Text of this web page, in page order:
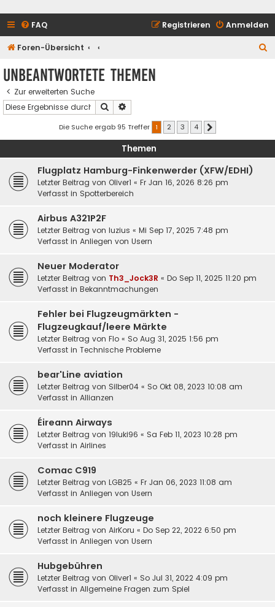
FAQ Anmelden
Registrieren
Foren-Übersicht
Unbeantwortete Themen
Zur erweiterten Suche
Suche
Die Suche ergab 95 Treffer 1 2 3 4
Themen
Flugplatz Hamburg-Finkenwerder (XFW/EDHI)
Letzter Beitrag von Oliver1 « Fr Jan 16, 2026 8:26 pm
Verfasst in Spotterbereich
Airbus A321P2F
Letzter Beitrag von luzius « Mi Sep 17, 2025 7:48 pm
Verfasst in Anliegen von Usern
Neuer Moderator
Letzter Beitrag von Th3_Jock3R « Do Sep 11, 2025 11:20 pm
Verfasst in Bekanntmachungen
Fehler bei Flugzeugmärkten -
Flugzeugkauf/leere Märkte
Letzter Beitrag von Flo « So Aug 31, 2025 1:56 pm
Verfasst in Technische Probleme
bear'Line aviation
Letzter Beitrag von Silber04 « So Okt 08, 2023 10:08 am
Verfasst in Allianzen
Éireann Airways
Letzter Beitrag von 19luki96 « Sa Feb 11, 2023 10:28 pm
Verfasst in Airlines
Comac C919
Letzter Beitrag von LGB25 « Fr Jan 06, 2023 11:08 am
Verfasst in Anliegen von Usern
noch kleinere Flugzeuge
Letzter Beitrag von AirKoru « Do Sep 22, 2022 6:50 pm
Verfasst in Anliegen von Usern
Hubgebühren
Letzter Beitrag von Oliver1 « So Jul 31, 2022 4:09 pm
Verfasst in Allgemeine Fragen zum Spiel